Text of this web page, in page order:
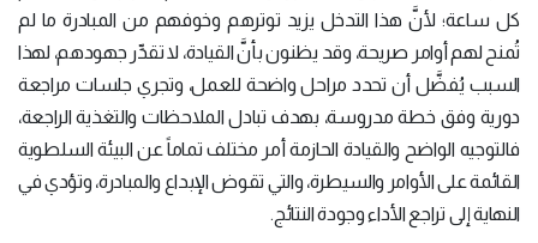
كل ساعة؛ لأنَّ هذا التدخل يزيد توترهم وخوفهم من المبادرة ما لم
تُمنح لهم أوامر صريحة، وقد يظنون بأنَّ القيادة، لا تقدِّر جهودهم، لهذا
السبب يُفضَّل أن تحدد مراحل واضحة للعمل، وتجري جلسات مراجعة
دورية وفق خطة مدروسة، بهدف تبادل الملاحظات والتغذية الراجعة،
فالتوجيه الواضح والقيادة الحازمة أمر مختلف تماماً عن البيئة السلطوية
القائمة على الأوامر والسيطرة، والتي تقوض الإبداع والمبادرة، وتؤدي في
النهاية إلى تراجع الأداء وجودة النتائج.